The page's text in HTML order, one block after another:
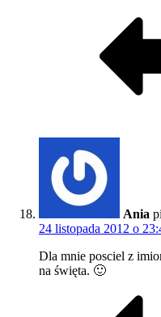
Ania
24 listopada 2012 o
Dla mnie posciel z
na święta. 🙂